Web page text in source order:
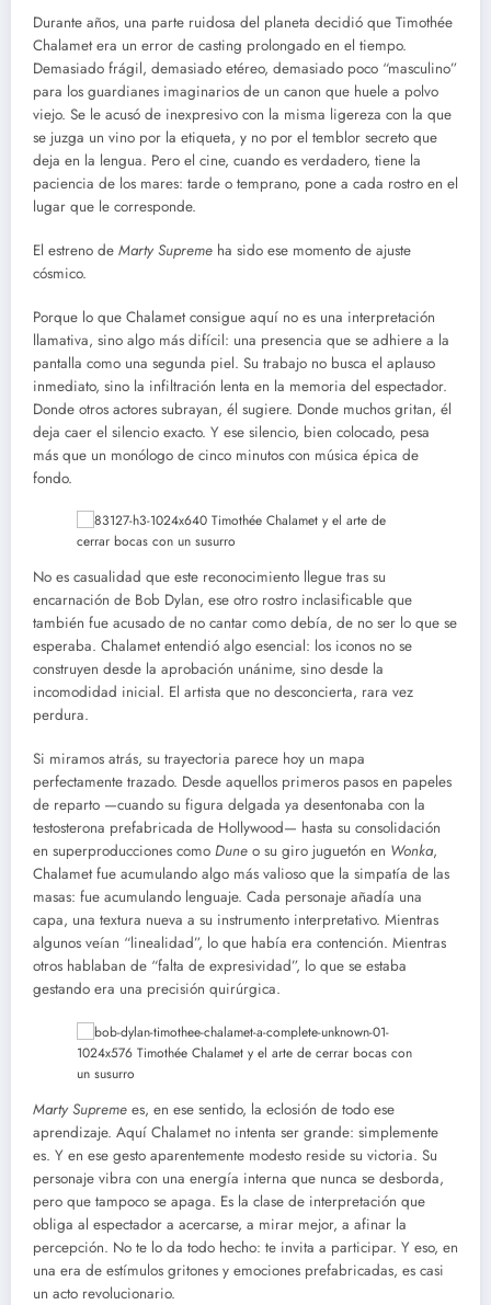
Durante años, una parte ruidosa del planeta decidió que Timothée
Chalamet era un error de casting prolongado en el tiempo.
Demasiado frágil, demasiado etéreo, demasiado poco “masculino”
para los guardianes imaginarios de un canon que huele a polvo
viejo. Se le acusó de inexpresivo con la misma ligereza con la que
se juzga un vino por la etiqueta, y no por el temblor secreto que
deja en la lengua. Pero el cine, cuando es verdadero, tiene la
paciencia de los mares: tarde o temprano, pone a cada rostro en el
lugar que le corresponde.
El estreno de Marty Supreme ha sido ese momento de ajuste
cósmico.
Porque lo que Chalamet consigue aquí no es una interpretación
llamativa, sino algo más difícil: una presencia que se adhiere a la
pantalla como una segunda piel. Su trabajo no busca el aplauso
inmediato, sino la infiltración lenta en la memoria del espectador.
Donde otros actores subrayan, él sugiere. Donde muchos gritan, él
deja caer el silencio exacto. Y ese silencio, bien colocado, pesa
más que un monólogo de cinco minutos con música épica de
fondo.
No es casualidad que este reconocimiento llegue tras su
encarnación de Bob Dylan, ese otro rostro inclasificable que
también fue acusado de no cantar como debía, de no ser lo que se
esperaba. Chalamet entendió algo esencial: los iconos no se
construyen desde la aprobación unánime, sino desde la
incomodidad inicial. El artista que no desconcierta, rara vez
perdura.
Si miramos atrás, su trayectoria parece hoy un mapa
perfectamente trazado. Desde aquellos primeros pasos en papeles
de reparto —cuando su figura delgada ya desentonaba con la
testosterona prefabricada de Hollywood— hasta su consolidación
en superproducciones como Dune o su giro juguetón en Wonka,
Chalamet fue acumulando algo más valioso que la simpatía de las
masas: fue acumulando lenguaje. Cada personaje añadía una
capa, una textura nueva a su instrumento interpretativo. Mientras
algunos veían “linealidad”, lo que había era contención. Mientras
otros hablaban de “falta de expresividad”, lo que se estaba
gestando era una precisión quirúrgica.
Marty Supreme es, en ese sentido, la eclosión de todo ese
aprendizaje. Aquí Chalamet no intenta ser grande: simplemente
es. Y en ese gesto aparentemente modesto reside su victoria. Su
personaje vibra con una energía interna que nunca se desborda,
pero que tampoco se apaga. Es la clase de interpretación que
obliga al espectador a acercarse, a mirar mejor, a afinar la
percepción. No te lo da todo hecho: te invita a participar. Y eso, en
una era de estímulos gritones y emociones prefabricadas, es casi
un acto revolucionario.